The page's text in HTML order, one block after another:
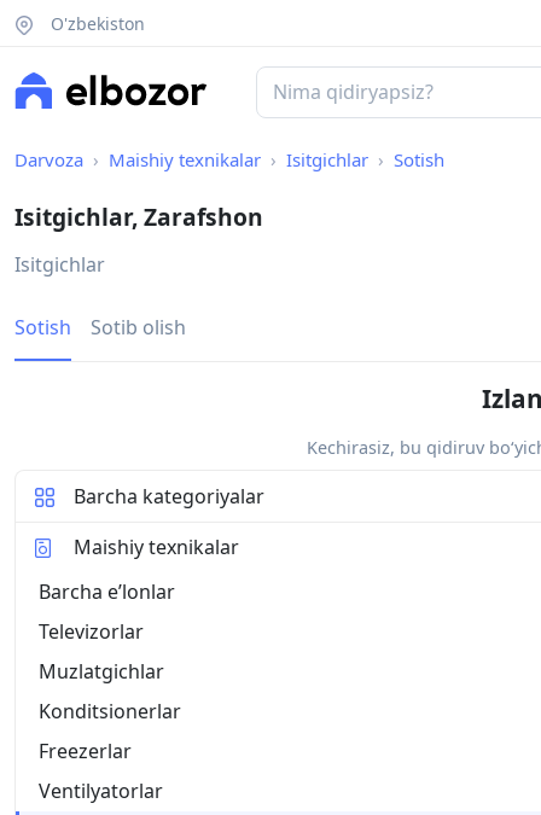
O'zbekiston
Darvoza Maishiy texnikalar Isitgichlar Sotish
Isitgichlar, Zarafshon
Isitgichlar
Sotish Sotib olish
Kechirasiz, bu qidiruv
Barcha kategoriyalar
Maishiy texnikalar
Barcha eʼlonlar
Televizorlar
Muzlatgichlar
Konditsionerlar
Freezerlar
Ventilyatorlar